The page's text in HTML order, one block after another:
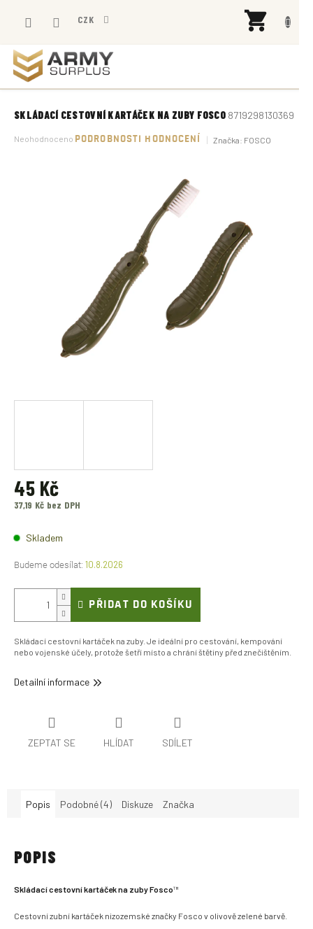
CZK
SKLÁDACÍ CESTOVNÍ KARTÁČEK NA ZUBY FOSCO 8719298130369
Průměrné
Neohodnoceno PODROBNOSTI HODNOCENÍ Značka: FOSCO
45 Kč
37,19 Kč bez DPH
cena:Skladem
10.8.2026
PŘIDAT DO KOŠÍKU
Skládací cestovní kartáček na zuby. Je ideální pro cestování, kempování
nebo vojenské účely, protože šetří místo a chrání štětiny před znečištěním.
Detailní informace
ZEPTAT SE HLÍDAT SDÍLET
Popis Podobné (4) Diskuze Značka
POPIS
Skládací cestovní kartáček na zuby Fosco™
Cestovní zubní kartáček nizozemské značky Fosco v olivově zelené barvě.